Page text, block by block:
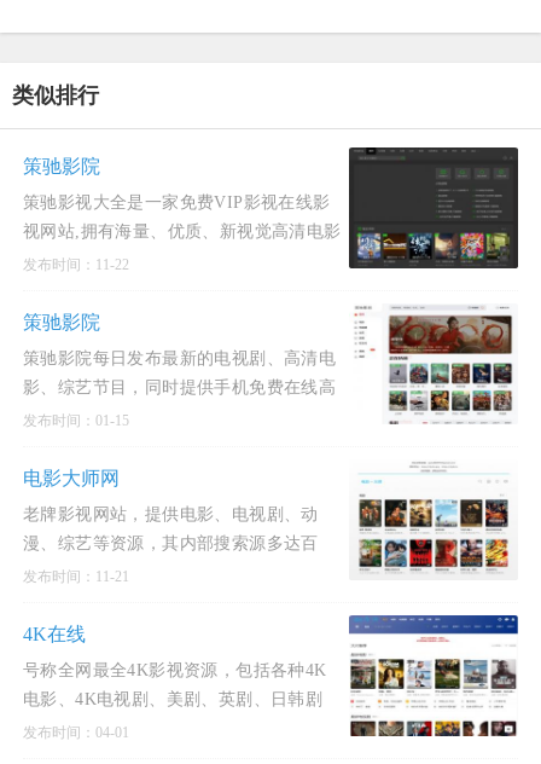
类似排行
策驰影院
策驰影视大全是一家免费VIP影视在线影
视网站,拥有海量、优质、新视觉高清电影
和好看的电视剧,清晰画质在线动漫。专业
影、经典动漫、综
发布时间：11-22
策驰影院
策驰影院每日发布最新的电视剧、高清电
影、综艺节目，同时提供手机免费在线高
清观看大片电影,如2022年最新的电影和电
发布时间：01-15
电影大师网
老牌影视网站，提供电影、电视剧、动
漫、综艺等资源，其内部搜索源多达百
个，能够找到大部分想要的影视资源，页
发布时间：11-21
4K在线
号称全网最全4K影视资源，包括各种4K
电影、4K电视剧、美剧、英剧、日韩剧
等，以BT种子方式分享，无需注册，真正
发布时间：04-01